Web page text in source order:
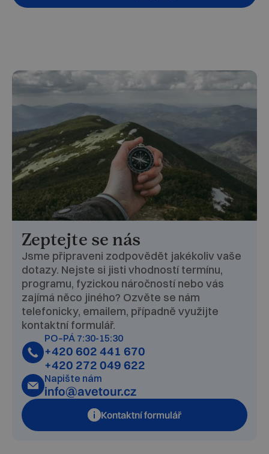
Zeptejte se nás
Jsme připraveni zodpovědět jakékoliv vaše
dotazy. Nejste si jisti vhodností termínu,
programu, fyzickou náročností nebo vás
zajímá něco jiného? Ozvěte se nám
telefonicky, emailem, případně využijte
kontaktní formulář.
PO–PÁ 7:30-15:30
+420 602 441 670
+420 272 049 622
Napište nám
info@avetour.cz
Kontaktní formulář